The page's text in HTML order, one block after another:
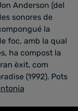
Anderson (del
sonores de
la
foc, amb la qual
ha compost la
èxit, com
(1992). Pots